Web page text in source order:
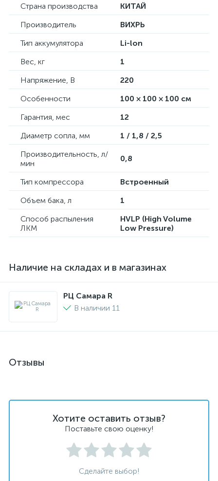
Страна производства
КИТАЙ
Производитель
ВИХРЬ
Тип аккумулятора
Li-lon
Вес, кг
1
Напряжение, В
220
Особенности
100 × 100 × 100 см
Гарантия, мес
12
Диаметр сопла, мм
1 / 1,8 / 2,5
Производительность, л/
мин
0,8
Тип компрессора
Встроенный
Объем бака, л
1
Способ распыления
ЛКМ
HVLP (High Volume
Low Pressure)
Наличие на складах и в магазинах
РЦ Самара R
В наличии 11
Отзывы
Хотите оставить отзыв?
Поставьте свою оценку!
Сделайте выбор!